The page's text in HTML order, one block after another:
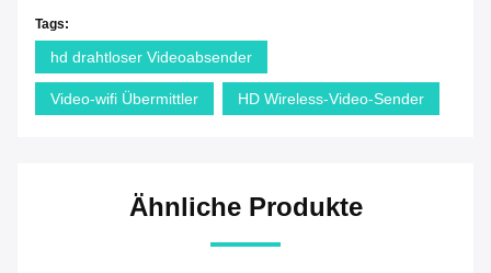
Tags:
hd drahtloser Videoabsender
Video-wifi Übermittler HD Wireless-Video-Sender
Ähnliche Produkte